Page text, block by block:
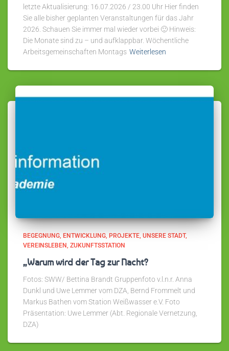
letzte Aktualisierung: 16.07.2026 / 23.00 Uhr Hier finden
Sie alle bisher geplanten Veranstaltungen für das Jahr
2026. Schauen Sie immer mal wieder vorbei 🙂 Hinweis:
Die Monate sind zu – und aufklappbar. Wöchentliche
Arbeitsgemeinschaften Montags Weiterlesen
BEGEGNUNG ENTWICKLUNG PROJEKTE UNSERE STADT
VEREINSLEBEN ZUKUNFTSSTATION
„Warum wird der Tag zur Nacht?
Fotos: SWW/ Bettina Brandt Gruppenfoto v.l.n.r. Anna
Dunkl und Uwe Lemmer vom DZA, Bernd Frommelt und
Markus Bathen vom Station Weißwasser e.V. Foto
Präsentation: Uwe Lemmer (Abt. Regionale Vernetzung,
DZA)